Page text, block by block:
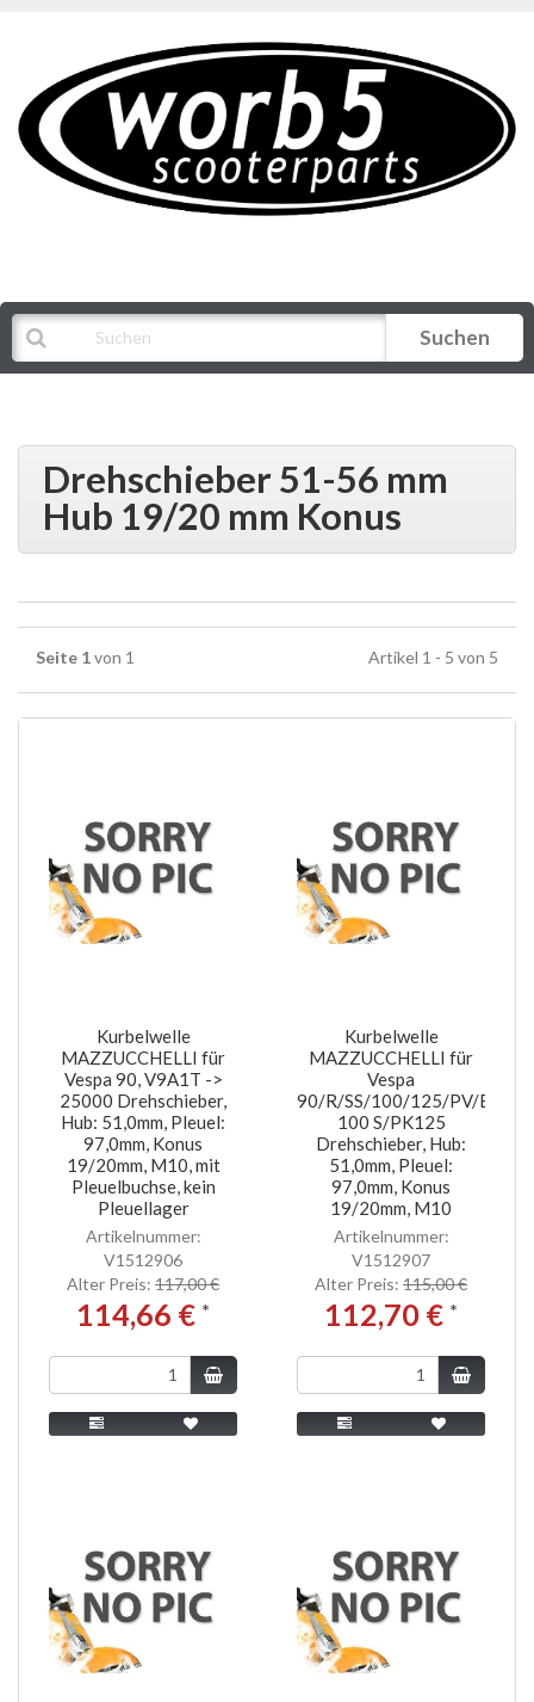
Suchen
Drehschieber 51-56 mm
Hub 19/20 mm Konus
Seite 1von 1 Artikel 1 - 5 von 5
Kurbelwelle
MAZZUCCHELLI für
Vespa 90, V9A1T ->
25000 Drehschieber,
Hub: 51,0mm, Pleuel:
97,0mm, Konus
19/20mm, M10, mit
Pleuelbuchse, kein
Pleuellager
Artikelnummer:
V1512906
Alter Preis: 117,00 €
114,66 € *
Kurbelwelle
MAZZUCCHELLI für
Vespa
90/R/SS/100/125/PV/ET3/
100 S/PK125
Drehschieber, Hub:
51,0mm, Pleuel:
97,0mm, Konus
19/20mm, M10
Artikelnummer:
V1512907
Alter Preis: 115,00 €
112,70 € *